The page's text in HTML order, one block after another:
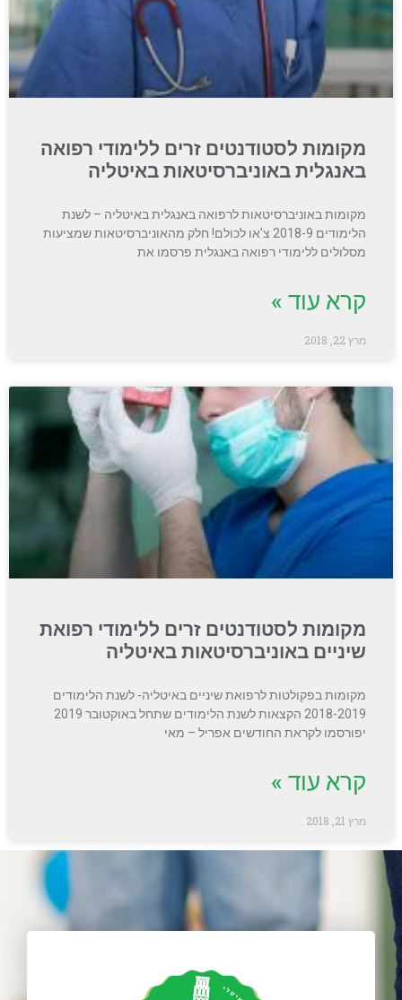
מקומות לסטודנטים זרים ללימודי רפואה
באנגלית באוניברסיטאות באיטליה
מקומות באוניברסיטאות לרפואה באנגלית באיטליה – לשנת
הלימודים 2018-9 צ'או לכולם! חלק מהאוניברסיטאות שמציעות
מסלולים ללימודי רפואה באנגלית פרסמו את
קרא עוד »
מרץ 22, 2018
מקומות לסטודנטים זרים ללימודי רפואת
שיניים באוניברסיטאות באיטליה
מקומות בפקולטות לרפואת שיניים באיטליה- לשנת הלימודים
2018-2019 הקצאות לשנת הלימודים שתחל באוקטובר 2019
יפורסמו לקראת החודשים אפריל – מאי
קרא עוד »
מרץ 21, 2018